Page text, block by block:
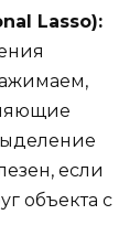
Lasso):
если
объекта с